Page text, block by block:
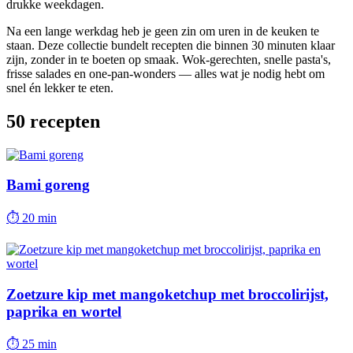
drukke weekdagen.
Na een lange werkdag heb je geen zin om uren in de keuken te
staan. Deze collectie bundelt recepten die binnen 30 minuten klaar
zijn, zonder in te boeten op smaak. Wok-gerechten, snelle pasta's,
frisse salades en one-pan-wonders — alles wat je nodig hebt om
snel én lekker te eten.
50 recepten
Bami goreng
⏱ 20 min
Zoetzure kip met mangoketchup met broccolirijst,
paprika en wortel
⏱ 25 min